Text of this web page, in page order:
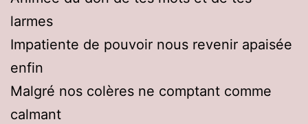
larmes
Impatiente de pouvoir nous revenir apaisée
enfin
Malgré nos colères ne comptant comme
calmant